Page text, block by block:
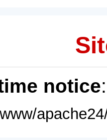
notice